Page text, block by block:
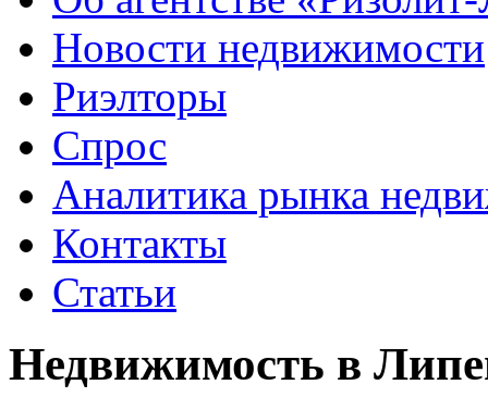
Новости недвижимости
Риэлторы
Спрос
Аналитика рынка
Контакты
Статьи
Недвижимость в